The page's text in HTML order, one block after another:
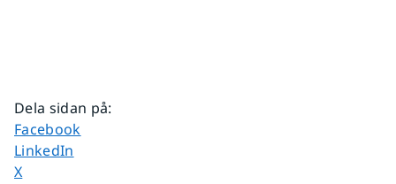
Dela sidan på:
Dela sidan på
Facebook
Dela sidan på
LinkedIn
Dela sidan på
X